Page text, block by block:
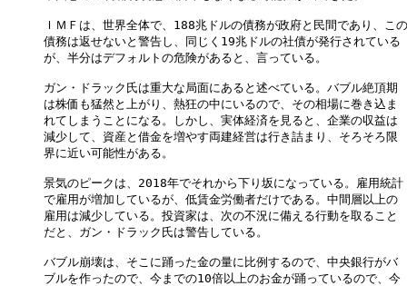
ＩＭＦは、世界全体で、188兆ドルの債務が政府と民間であり、この
債務は返せないと警告し、同じく19兆ドルの社債が発行されている
が、半分はデフォルトの危険があると、言っている。
ガン・ドラック氏は重大な局面にあると述べている。バブル絶頂期
は株価も猛然と上がり、熱狂の中にいるので、その相場に巻き込ま
れてしまうことになる。しかし、実体経済を見ると、企業の収益は
減少して、資産と借金を増やす両建経営は行き詰まり、そろそろ限
界に近い可能性がある。
景気のピークは、2018年でそれから下り坂になっている。雇用統計
で雇用が増加しているが、低賃金労働者だけである。中間層以上の
雇用は減少している。投資家は、次の不況に備える行動を取ること
だと、ガン・ドラック氏は警告している。
バブル崩壊は、そこに踊った金の量に比例するので、中央銀行がバ
ブルを作ったので、今までの10倍以上のお金が踊っているので、今